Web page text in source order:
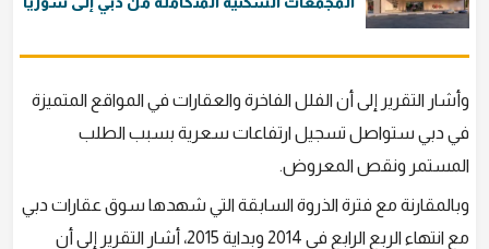
وأشار التقرير إلى أن الفلل الفاخرة والعقارات في المواقع المتميزة
في دبي ستواصل تسجيل ارتفاعات سعرية بسبب الطلب
المستمر ونقص المعروض.
وبالمقارنة مع فترة الذروة السابقة التي شهدها سوق عقارات دبي
مع انتهاء الربع الرابع في 2014 وبداية 2015، أشار التقرير إلى أن